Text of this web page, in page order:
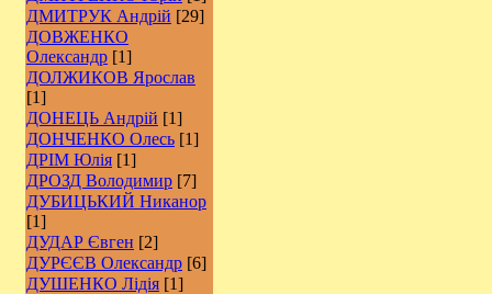
ДМИТРУК Андрій [29]
ДОВЖЕНКО
Олександр [1]
ДОЛЖИКОВ Ярослав
[1]
ДОНЕЦЬ Андрій [1]
ДОНЧЕНКО Олесь [1]
ДРІМ Юлія [1]
ДРОЗД Володимир [7]
ДУБИЦЬКИЙ Никанор
[1]
ДУДАР Євген [2]
ДУРЄЄВ Олександр [6]
ДУШЕНКО Лідія [1]